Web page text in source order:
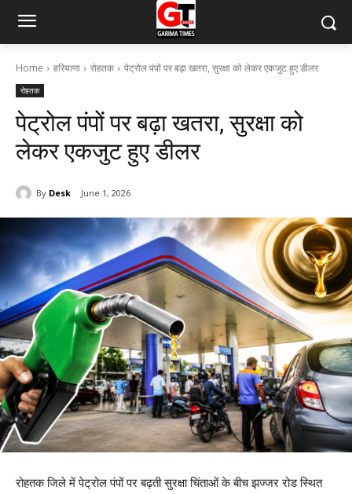
Home हरियाणा रोहतक पेट्रोल पंपों पर बढ़ा खतरा, सुरक्षा को लेकर एकजुट हुए डीलर
रोहतक
पेट्रोल पंपों पर बढ़ा खतरा, सुरक्षा को
लेकर एकजुट हुए डीलर
By Desk June 1, 2026
रोहतक जिले में पेट्रोल पंपों पर बढ़ती सुरक्षा चिंताओं के बीच झज्जर रोड स्थित